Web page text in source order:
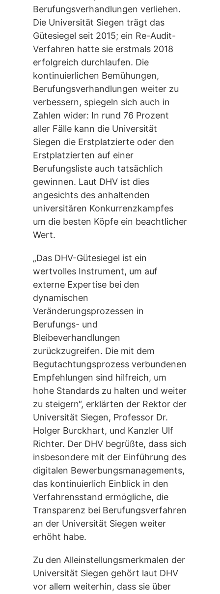
Berufungsverhandlungen verliehen.
Die Universität Siegen trägt das
Gütesiegel seit 2015; ein Re-Audit-
Verfahren hatte sie erstmals 2018
erfolgreich durchlaufen. Die
kontinuierlichen Bemühungen,
Berufungsverhandlungen weiter zu
verbessern, spiegeln sich auch in
Zahlen wider: In rund 76 Prozent
aller Fälle kann die Universität
Siegen die Erstplatzierte oder den
Erstplatzierten auf einer
Berufungsliste auch tatsächlich
gewinnen. Laut DHV ist dies
angesichts des anhaltenden
universitären Konkurrenzkampfes
um die besten Köpfe ein beachtlicher
Wert.
„Das DHV-Gütesiegel ist ein
wertvolles Instrument, um auf
externe Expertise bei den
dynamischen
Veränderungsprozessen in
Berufungs- und
Bleibeverhandlungen
zurückzugreifen. Die mit dem
Begutachtungsprozess verbundenen
Empfehlungen sind hilfreich, um
hohe Standards zu halten und weiter
zu steigern“, erklärten der Rektor der
Universität Siegen, Professor Dr.
Holger Burckhart, und Kanzler Ulf
Richter. Der DHV begrüßte, dass sich
insbesondere mit der Einführung des
digitalen Bewerbungsmanagements,
das kontinuierlich Einblick in den
Verfahrensstand ermögliche, die
Transparenz bei Berufungsverfahren
an der Universität Siegen weiter
erhöht habe.
Zu den Alleinstellungsmerkmalen der
Universität Siegen gehört laut DHV
vor allem weiterhin, dass sie über